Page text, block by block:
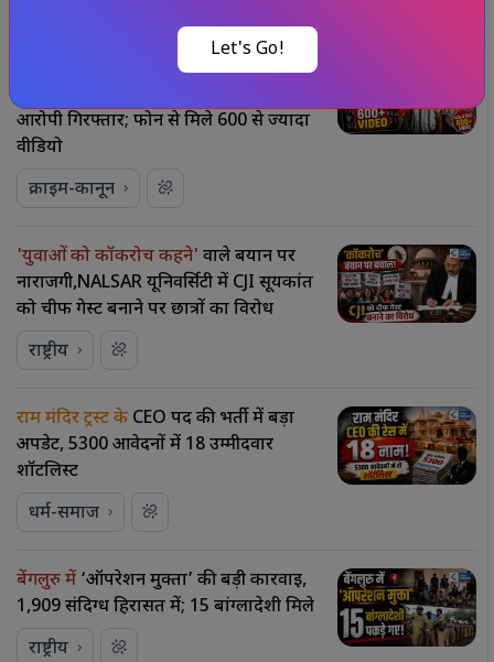
Let's Go!
नाबालिगों और युवाओं
आरोपी गिरफ्तार; फोन से मिले 600 से ज्यादा
वीडियो
क्राइम-कानून
'युवाओं को कॉकरोच कहने' वाले बयान पर
नाराजगी,NALSAR यूनिवर्सिटी में CJI सूर्यकांत
को चीफ गेस्ट बनाने पर छात्रों का विरोध
राष्ट्रीय
राम मंदिर ट्रस्ट के CEO पद की भर्ती में बड़ा
अपडेट, 5300 आवेदनों में 18 उम्मीदवार
शॉर्टलिस्ट
धर्म-समाज
बेंगलुरु में ‘ऑपरेशन मुक्ता’ की बड़ी कार्रवाई,
1,909 संदिग्ध हिरासत में; 15 बांग्लादेशी मिले
राष्ट्रीय